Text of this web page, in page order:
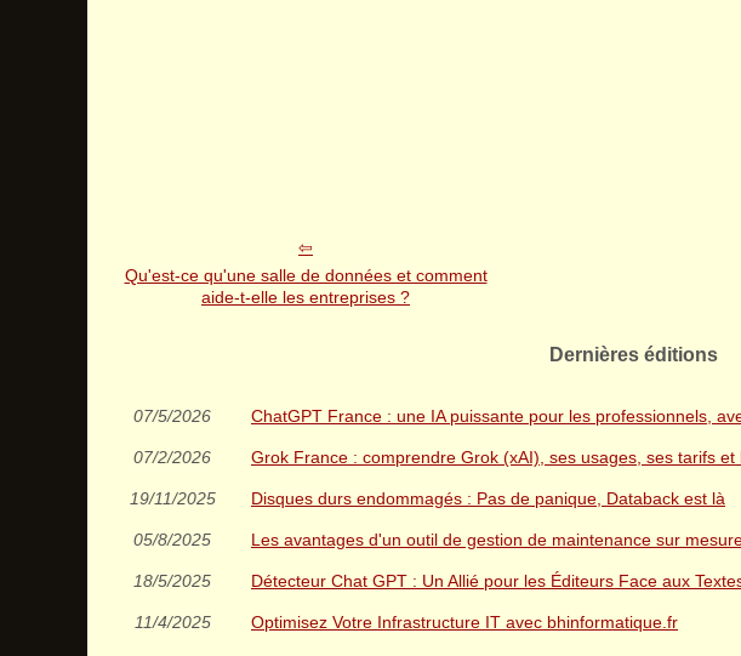
Qu'est-ce qu'une salle de données et comment
aide-t-elle les entreprises ?
Dernières éditions
07/5/2026 ChatGPT France : une IA puissante pour les professionnels,
07/2/2026 Grok France : comprendre Grok (xAI), ses usages, ses tarifs
19/11/2025 Disques durs endommagés : Pas de panique, Databack est là
05/8/2025 Les avantages d'un outil de gestion de maintenance sur
18/5/2025 Détecteur Chat GPT : Un Allié pour les Éditeurs Face aux
11/4/2025 Optimisez Votre Infrastructure IT avec bhinformatique.fr